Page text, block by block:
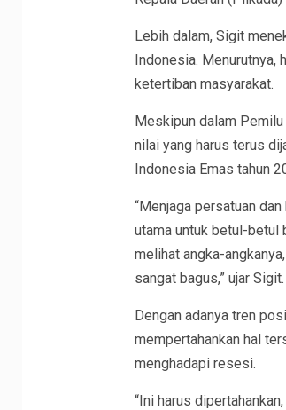
Lebih dalam, Sigit
Indonesia. Menurutnya,
ketertiban masyarakat.
Meskipun dalam
nilai yang harus terus
Indonesia Emas tahun
“Menjaga persatuan
utama untuk betul-betul
melihat angka-
sangat bagus,” ujar Sigit.
Dengan adanya tren
mempertahankan hal
menghadapi resesi.
“Ini harus